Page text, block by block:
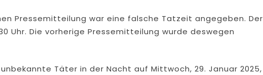
Pressemitteilung war eine falsche Tatzeit angegeben. Der
Uhr. Die vorherige Pressemitteilung wurde deswegen
Täter in der Nacht auf Mittwoch, 29. Januar 2025,